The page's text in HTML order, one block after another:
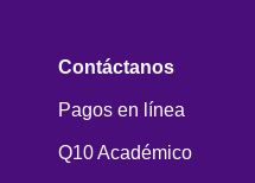
Contáctanos
Pagos en línea
Q10 Académico